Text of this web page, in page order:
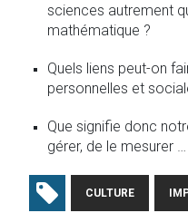
sciences autrement
mathématique ?
Quels liens peut-on
personnelles et
Que signifie donc
gérer, de le mesurer …
CULTURE